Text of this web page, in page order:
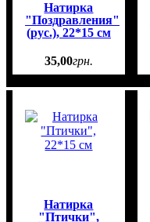
Натирка
"Поздравления"
(рус.), 22*15 см
35,00грн.
Натирка
"Птички",